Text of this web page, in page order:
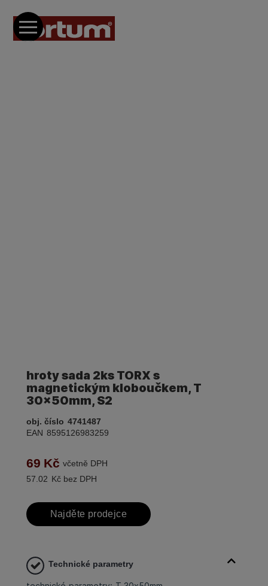
hroty sada 2ks TORX s
magnetickým kloboučkem, T
30x50mm, S2
obj. číslo 4741487
EAN 8595126983259
69 Kč včetně DPH
57.02 Kč bez DPH
Najděte prodejce
Technické parametry